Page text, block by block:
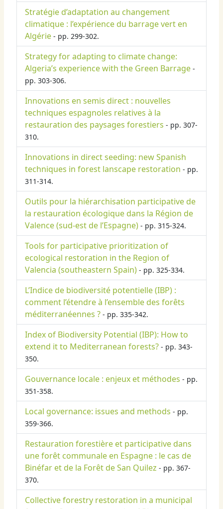
Stratégie d’adaptation au changement
climatique : l’expérience du barrage vert en
Algérie - pp. 299-302.
Strategy for adapting to climate change:
Algeria’s experience with the Green Barrage -
pp. 303-306.
Innovations en semis direct : nouvelles
techniques espagnoles relatives à la
restauration des paysages forestiers - pp. 307-
310.
Innovations in direct seeding: new Spanish
techniques in forest lanscape restoration - pp.
311-314.
Outils pour la hiérarchisation participative de
la restauration écologique dans la Région de
Valence (sud-est de l’Espagne) - pp. 315-324.
Tools for participative prioritization of
ecological restoration in the Region of
Valencia (southeastern Spain) - pp. 325-334.
L’Indice de biodiversité potentielle (IBP) :
comment l’étendre à l’ensemble des forêts
méditerranéennes ? - pp. 335-342.
Index of Biodiversity Potential (IBP): How to
extend it to Mediterranean forests? - pp. 343-
350.
Gouvernance locale : enjeux et méthodes - pp.
351-358.
Local governance: issues and methods - pp.
359-366.
Restauration forestière et participative dans
une forêt communale en Espagne : le cas de
Binéfar et de la Forêt de San Quilez - pp. 367-
370.
Collective forestry restoration in a municipal